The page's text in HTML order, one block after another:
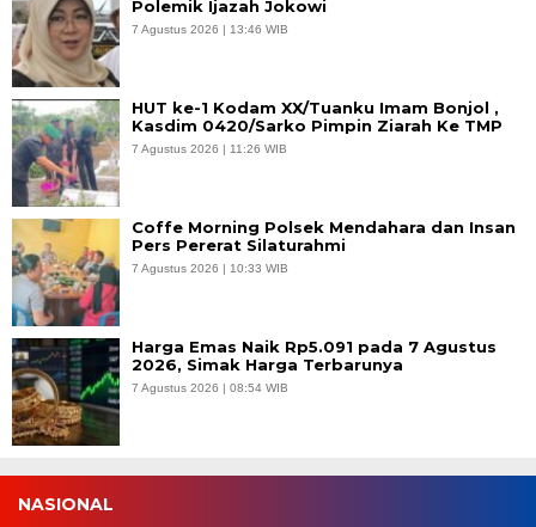
Polemik Ijazah Jokowi
7 Agustus 2026 | 13:46 WIB
HUT ke-1 Kodam XX/Tuanku Imam Bonjol ,
Kasdim 0420/Sarko Pimpin Ziarah Ke TMP
7 Agustus 2026 | 11:26 WIB
Coffe Morning Polsek Mendahara dan Insan
Pers Pererat Silaturahmi
7 Agustus 2026 | 10:33 WIB
Harga Emas Naik Rp5.091 pada 7 Agustus
2026, Simak Harga Terbarunya
7 Agustus 2026 | 08:54 WIB
NASIONAL